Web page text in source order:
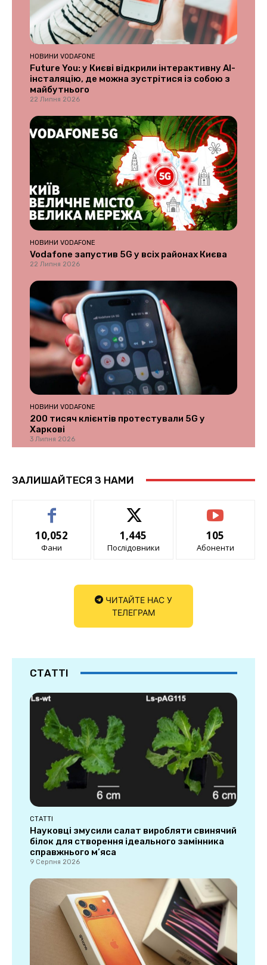
НОВИНИ VODAFONE
Future You: у Києві відкрили інтерактивну AI-
інсталяцію, де можна зустрітися із собою з
майбутнього
22 Липня 2026
НОВИНИ VODAFONE
Vodafone запустив 5G у всіх районах Києва
22 Липня 2026
НОВИНИ VODAFONE
200 тисяч клієнтів протестували 5G у
Харкові
3 Липня 2026
ЗАЛИШАЙТЕСЯ З НАМИ
10,052
Фани
1,445
Послідовники
105
Абоненти
ЧИТАЙТЕ НАС У
ТЕЛЕГРАМ
СТАТТІ
СТАТТІ
Науковці змусили салат виробляти свинячий
білок для створення ідеального замінника
справжнього м’яса
9 Серпня 2026